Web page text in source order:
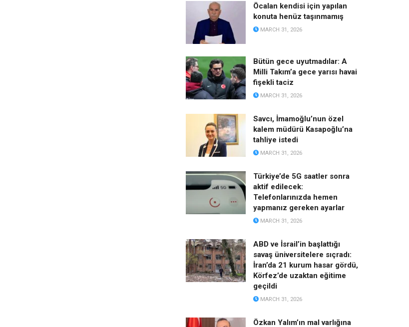
Öcalan kendisi için yapılan
konuta henüz taşınmamış
MARCH 31, 2026
Bütün gece uyutmadılar: A
Milli Takım’a gece yarısı havai
fişekli taciz
MARCH 31, 2026
Savcı, İmamoğlu’nun özel
kalem müdürü Kasapoğlu’na
tahliye istedi
MARCH 31, 2026
Türkiye’de 5G saatler sonra
aktif edilecek:
Telefonlarınızda hemen
yapmanız gereken ayarlar
MARCH 31, 2026
ABD ve İsrail’in başlattığı
savaş üniversitelere sıçradı:
İran’da 21 kurum hasar gördü,
Körfez’de uzaktan eğitime
geçildi
MARCH 31, 2026
Özkan Yalım’ın mal varlığına